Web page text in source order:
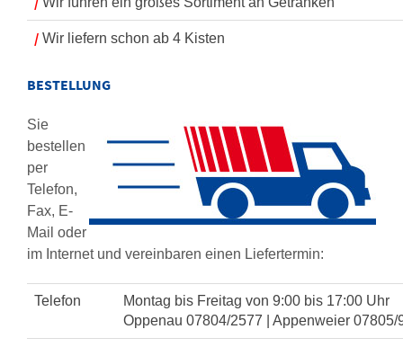
/ Wir liefern schon ab 4 Kisten
BESTELLUNG
Sie
bestellen
per
Telefon,
Fax, E-
Mail oder
im Internet und vereinbaren einen Liefertermin:
Telefon
Montag bis Freitag von 9:00 bis 17:00 Uhr
Oppenau 07804/2577 | Appenweier